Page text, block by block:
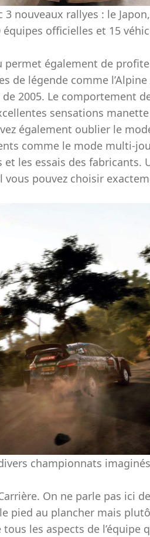
nouveaux rallyes : le
officielles et 15
permet également de
de légende comme l’Alpine
2005. Le comportement
sensations
également oublier le
comme le mode multi-
les essais des fabricants.
pouvez choisir
championnats
On ne parle pas ici
pied au plancher mais
les aspects de l’équipe